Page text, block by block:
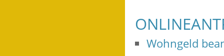
Wohngeld